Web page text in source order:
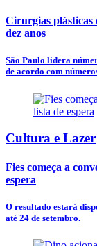
Cirurgias plásticas
dez anos
São Paulo lidera
de acordo com
Cultura e Lazer
Fies começa a
espera
O resultado estará
até 24 de setembro.